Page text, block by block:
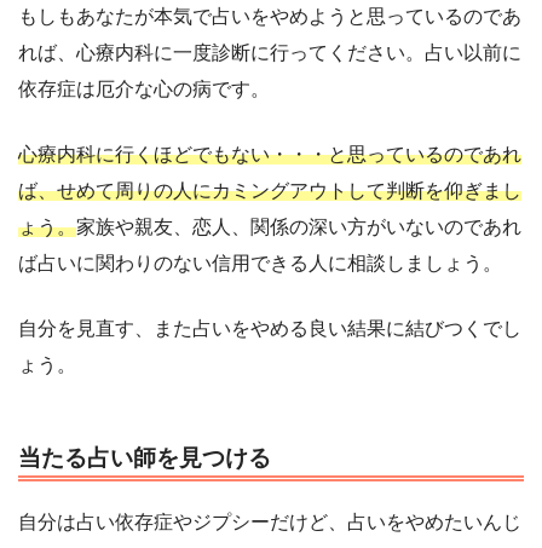
もしもあなたが本気で占いをやめようと思っているのであ
れば、心療内科に一度診断に行ってください。占い以前に
依存症は厄介な心の病です。
心療内科に行くほどでもない・・・と思っているのであれ
ば、せめて周りの人にカミングアウトして判断を仰ぎまし
ょう。家族や親友、恋人、関係の深い方がいないのであれ
ば占いに関わりのない信用できる人に相談しましょう。
自分を見直す、また占いをやめる良い結果に結びつくでし
ょう。
当たる占い師を見つける
自分は占い依存症やジプシーだけど、占いをやめたいんじ